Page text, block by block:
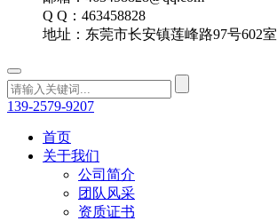
Q Q：463458828
地址：东莞市长安镇莲峰路97号602室
139-2579-9207
首页
关于我们
公司简介
团队风采
资质证书